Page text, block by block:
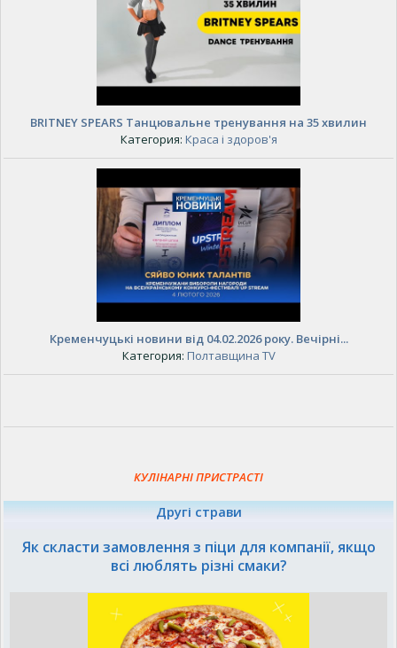
BRITNEY SPEARS Танцювальне тренування на 35 хвилин
Категория: Краса і здоров'я
Кременчуцькі новини від 04.02.2026 року. Вечірні...
Категория: Полтавщина TV
КУЛІНАРНІ ПРИСТРАСТІ
Другі страви
Як скласти замовлення з піци для компанії, якщо
всі люблять різні смаки?